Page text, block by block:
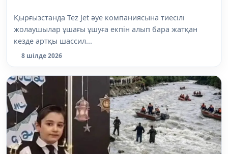
Қырғызстанда Tez Jet әуе компаниясына тиесілі
жолаушылар ұшағы ұшуға екпін алып бара жатқан
кезде артқы шассил...
8 шілде 2026